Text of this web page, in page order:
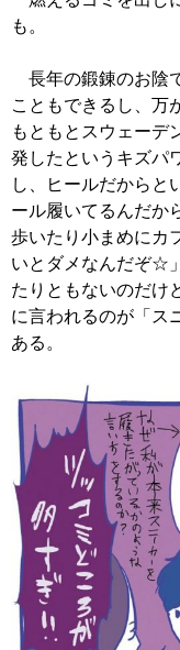
も。
長年の鍛錬のお陰
こともできるし、万
もともとスウェーデ
発したというキズパ
し、ヒールだからと
ール履いてるんだか
歩いたり小まめにカ
いとダメなんだぞ☆
たりともないのだけ
に言われるのが「ス
ある。